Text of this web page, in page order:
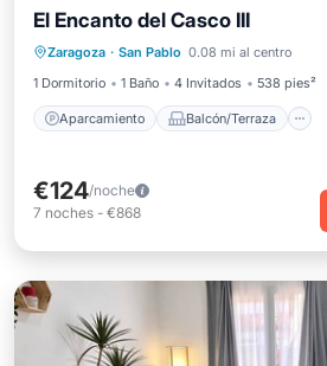
El Encanto del Casco III
Zaragoza · San Pablo 0.08 mi al centro
1 Dormitorio
1 Baño 4 Invitados 538 pies²
Aparcamiento Balcón/Terraza
Aparcamiento
Cocina
Aire acondicionado
€124/noche
7 noches - €868